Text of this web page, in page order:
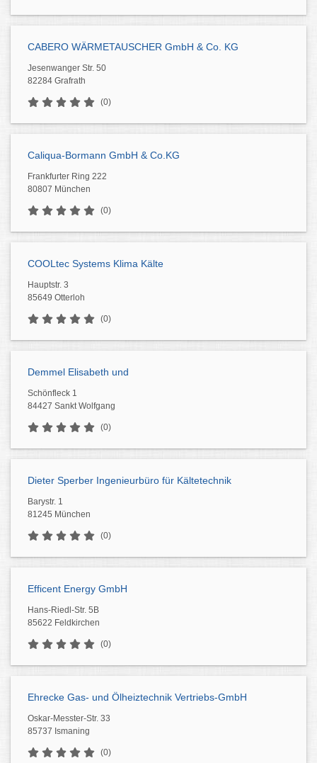
CABERO WÄRMETAUSCHER GmbH & Co. KG
Jesenwanger Str. 50
82284 Grafrath
(0)
Caliqua-Bormann GmbH & Co.KG
Frankfurter Ring 222
80807 München
(0)
COOLtec Systems Klima Kälte
Hauptstr. 3
85649 Otterloh
(0)
Demmel Elisabeth und
Schönfleck 1
84427 Sankt Wolfgang
(0)
Dieter Sperber Ingenieurbüro für Kältetechnik
Barystr. 1
81245 München
(0)
Efficent Energy GmbH
Hans-Riedl-Str. 5B
85622 Feldkirchen
(0)
Ehrecke Gas- und Ölheiztechnik Vertriebs-GmbH
Oskar-Messter-Str. 33
85737 Ismaning
(0)